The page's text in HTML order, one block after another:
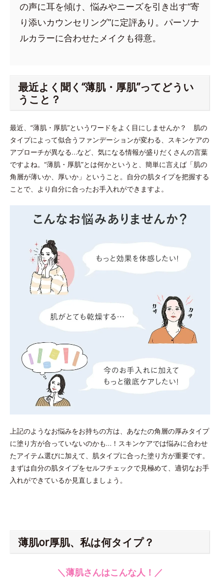
の声に耳を傾け、悩みやニーズを引き出す“寄
り添いカウンセリング”に定評あり。パーソナ
ルカラーに合わせたメイクも得意。
最近よく聞く“薄肌・厚肌”ってどうい
うこと？
最近、“薄肌・厚肌”というワードをよく目にしませんか？ 肌の
タイプによって似合うファンデーションが変わる、スキンケアの
アプローチが異なる…など、気になる情報が盛りだくさんの言葉
ですよね。“薄肌・厚肌”とは何かというと、簡単に言えば「肌の
角層が薄いか、厚いか」ということ。自分の肌タイプを把握する
ことで、より自分に合ったお手入れができますよ。
上記のようなお悩みをお持ちの方は、あなたの角層の厚みタイプ
に塗り方が合っていないのかも…！スキンケアでは悩みに合わせ
たアイテム選びに加えて、肌タイプに合った塗り方が重要です。
まずは自分の肌タイプをセルフチェックで見極めて、適切なお手
入れができているか見直しましょう。
薄肌or厚肌、私は何タイプ？
＼薄肌さんはこんな人！／